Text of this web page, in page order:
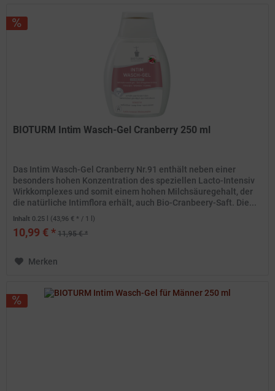
BIOTURM Intim Wasch-Gel Cranberry 250 ml
Das Intim Wasch-Gel Cranberry Nr.91 enthält neben einer
besonders hohen Konzentration des speziellen Lacto-Intensiv
Wirkkomplexes und somit einem hohen Milchsäuregehalt, der
die natürliche Intimflora erhält, auch Bio-Cranbeery-Saft. Die...
Inhalt 0.25 l (43,96 € * / 1 l)
10,99 € * 11,95 € *
Merken